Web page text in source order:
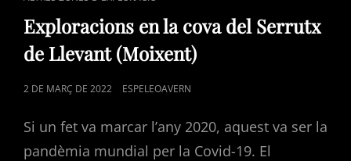
LINKS
Exploracions en la cova del Serrutx
de Llevant (Moixent)
POSTED
2 DE MARÇ DE 2022 ESPELEOAVERN
Si un fet va marcar l’any 2020, aquest va ser la
pandèmia mundial per la Covid-19. El